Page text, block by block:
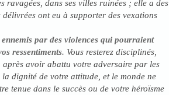
ravagées, dans ses villes ruinées ; elle a des
ont eu à supporter des vexations
par des violences qui pourraient
ressentiments. Vous resterez disciplinés,
après avoir abattu votre adversaire par les
dignité de votre attitude, et le monde ne
tenue dans le succès ou de votre héroïsme